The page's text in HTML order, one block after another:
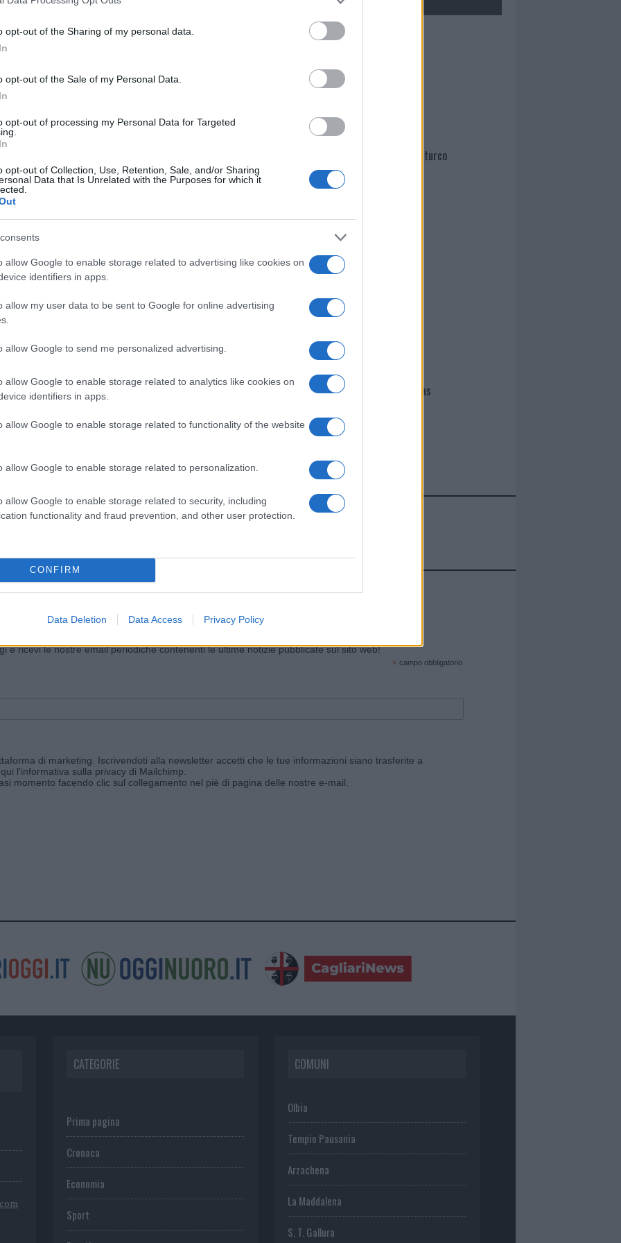
opt-out of the Sharing of my personal data.
opt-out of the Sale of my Personal Data.
opt-out of processing my Personal Data for Targeted
opt-out of Collection, Use, Retention, Sale, and/or Sharing
Data that Is Unrelated with the Purposes for which it
allow Google to enable storage related to advertising like cookies on
identifiers in apps.
allow my user data to be sent to Google for online advertising
allow Google to send me personalized advertising.
allow Google to enable storage related to analytics like cookies on
identifiers in apps.
allow Google to enable storage related to functionality of the website
allow Google to enable storage related to personalization.
allow Google to enable storage related to security, including
functionality and fraud prevention, and other user protection.
CONFIRM
Data Deletion Data Access Privacy Policy
nella sezioneLogindal menù del sito o
di GalluraOggi.it
i tuoi video e le tue foto
+39 345 356 7512
news daGoogle News
Mario Malu
Martina Agostina Diturco
I nostri cari
Giovannimaria Cabras
e ricevi le nostre email periodiche contenenti le ultime notizie pubblicate sul sito web!
* campo obbligatorio
di marketing. Iscrivendoti alla newsletter accetti che le tue informazioni siano trasferite a
l'informativa sulla privacy di Mailchimp
momento facendo clic sul collegamento nel piè di pagina delle nostre e-mail.
CATEGORIE
Prima pagina
Cronaca
Economia
Sport
COMUNI
Olbia
Tempio Pausania
Arzachena
La Maddalena
S. T. Gallura